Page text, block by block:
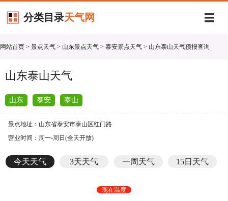
分类目录天气网
网站首页 > 景点天气 > 山东景点天气 > 泰安景点天气 > 山东泰山天气预报查询
山东泰山天气
山东 泰安 泰山
景点地址：山东省泰安市泰山区红门路
营业时间：周一-周日(全天开放)
今天天气 3天天气 一周天气 15日天气
现在温度